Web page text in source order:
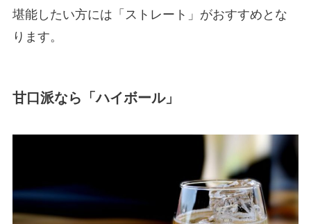
堪能したい方には「ストレート」がおすすめとな
ります。
甘口派なら「ハイボール」